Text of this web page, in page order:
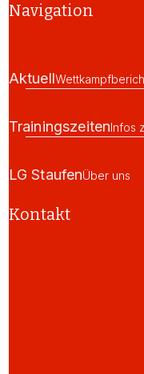
Navigation
Aktuell
TrainingszeitenInfos
LG StaufenÜber uns
Kontakt